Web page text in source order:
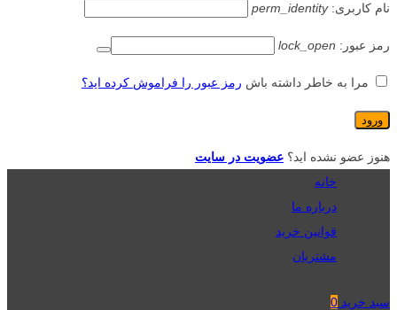
نام کاربری:perm_identity
رمز عبور: lock_open
مرا به خاطر داشته باش رمز عبور را فراموش کرده اید؟
هنوز عضو نشده اید؟ عضویت در سایت
خانه
درباره ما
قوانین خرید
مشتریان
سبد خرید 0